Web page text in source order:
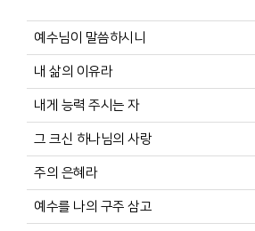
예수님이 말씀하시니
내 삶의 이유라
내게 능력 주시는 자
그 크신 하나님의 사랑
주의 은혜라
예수를 나의 구주 삼고